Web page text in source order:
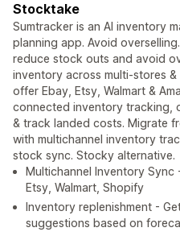
Stocktake
Sumtracker is an AI inventory
planning app. Avoid
reduce stock outs and avoid
inventory across multi-stores &
offer Ebay, Etsy, Walmart &
connected inventory tracking,
& track landed costs. Migrate
with multichannel inventory
stock sync. Stocky alternative.
Multichannel Inventory Sync
Etsy, Walmart, Shopify
Inventory replenishment -
suggestions based on